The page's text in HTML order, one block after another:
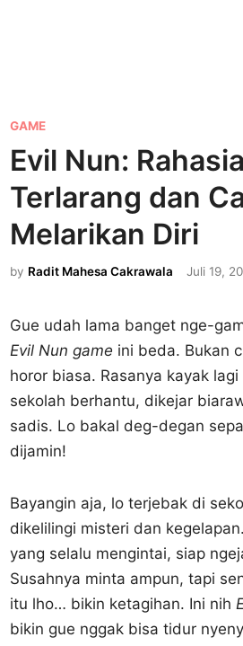
P
o
s
e
d
i
GAME
Evil Nun:
Terlarang dan
Melarikan Diri
by Radit Mahesa Cakrawala Juli 19,
Gue udah lama banget nge-
Evil Nun game ini beda. Bukan
horor biasa. Rasanya kayak
sekolah berhantu, dikejar
sadis. Lo bakal deg-degan
dijamin!
Bayangin aja, lo terjebak di
dikelilingi misteri dan
yang selalu mengintai, siap
Susahnya minta ampun, tapi
itu lho… bikin ketagihan. Ini nih
bikin gue nggak bisa tidur